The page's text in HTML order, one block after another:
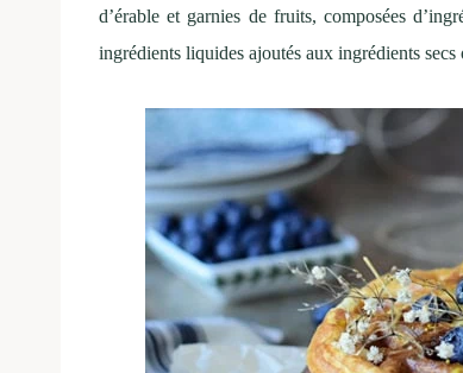
d’érable et garnies de fruits, composées
ingrédients liquides ajoutés aux ingrédients